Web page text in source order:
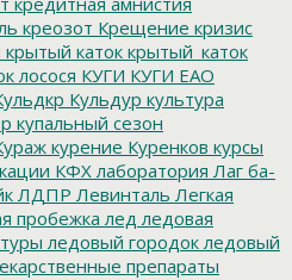
креозот Крещение кризис
крытый каток крытый_каток
лосося КУГИ КУГИ ЕАО
Кульдур культура
купальный сезон
курение Куренков курсы
КФХ лаборатория Лаг ба-
ЛДПР Левинталь Легкая
пробежка лед ледовая
ледовый городок ледовый
препараты